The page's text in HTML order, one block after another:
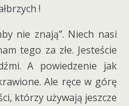
!
nie znają”. Niech nasi
tego za złe. Jesteście
A powiedzenie jak
Ale ręce w górę
którzy używają jeszcze